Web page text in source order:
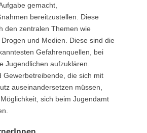
gemacht,
bereitzustellen. Diese
den zentralen Themen wie
und Medien. Diese sind die
Gefahrenquellen, bei
Jugendlichen aufzuklären.
Gewerbetreibende, die sich mit
auseinandersetzen müssen,
sich beim Jugendamt